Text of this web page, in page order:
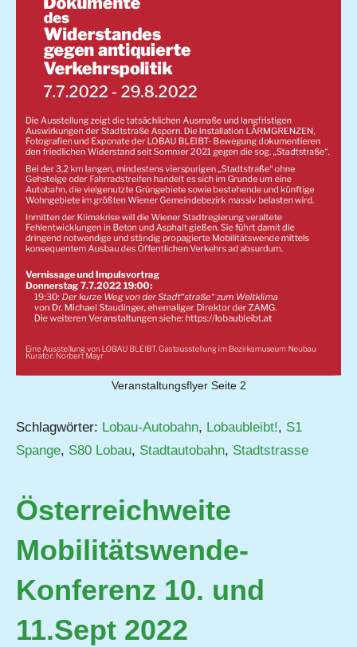
Veranstaltungsflyer Seite 2
Schlagwörter: Lobau-Autobahn, Lobaubleibt!, S1
Spange, S80 Lobau, Stadtautobahn, Stadtstrasse
Österreichweite
Mobilitätswende-
Konferenz 10. und
11.Sept 2022